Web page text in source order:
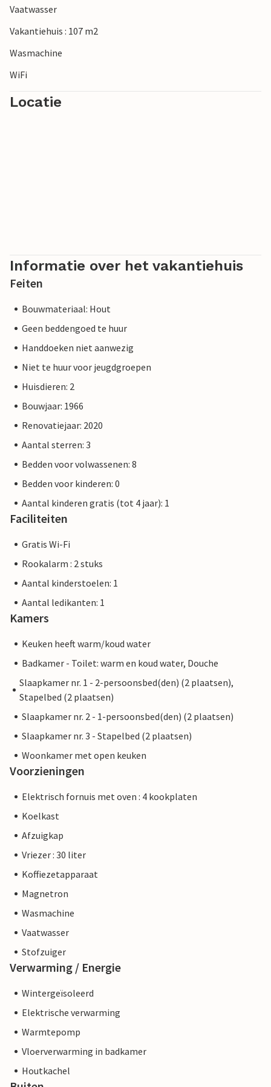
Vaatwasser
Vakantiehuis : 107 m2
Wasmachine
WiFi
Locatie
Informatie over het vakantiehuis
Feiten
Bouwmateriaal: Hout
Geen beddengoed te huur
Handdoeken niet aanwezig
Niet te huur voor jeugdgroepen
Huisdieren: 2
Bouwjaar: 1966
Renovatiejaar: 2020
Aantal sterren: 3
Bedden voor volwassenen: 8
Bedden voor kinderen: 0
Aantal kinderen gratis (tot 4 jaar): 1
Faciliteiten
Gratis Wi-Fi
Rookalarm : 2 stuks
Aantal kinderstoelen: 1
Aantal ledikanten: 1
Kamers
Keuken heeft warm/koud water
Badkamer - Toilet: warm en koud water, Douche
Slaapkamer nr. 1 - 2-persoonsbed(den) (2 plaatsen),
Stapelbed (2 plaatsen)
Slaapkamer nr. 2 - 1-persoonsbed(den) (2 plaatsen)
Slaapkamer nr. 3 - Stapelbed (2 plaatsen)
Woonkamer met open keuken
Voorzieningen
Elektrisch fornuis met oven : 4 kookplaten
Koelkast
Afzuigkap
Vriezer : 30 liter
Koffiezetapparaat
Magnetron
Wasmachine
Vaatwasser
Stofzuiger
Verwarming / Energie
Wintergeïsoleerd
Elektrische verwarming
Warmtepomp
Vloerverwarming in badkamer
Houtkachel